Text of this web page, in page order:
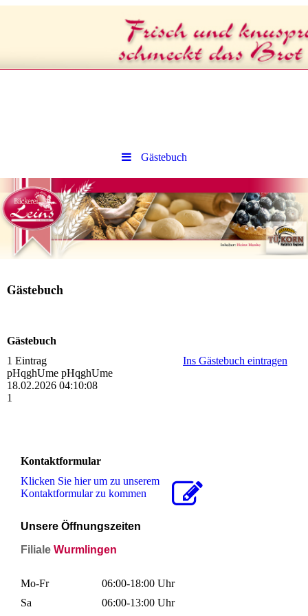
Gästebuch
Gästebuch
Gästebuch
1 Eintrag
Ins Gästebuch eintragen
pHqghUme pHqghUme
18.02.2026 04:10:08
1
Kontaktformular
Klicken Sie hier um zu unserem
Kon­takt­for­mu­lar zu kommen
Unsere Öffnungszeiten
Filiale Wurmlingen
Mo-Fr
06:00-18:00 Uhr
Sa
06:00-13:00 Uhr